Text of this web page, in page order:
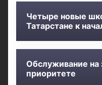
Четыре новые
Татарстане к
Обслуживание на
приоритете